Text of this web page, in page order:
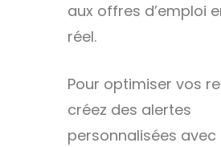
aux offres d’emploi
réel.
Pour optimiser vos
créez des alertes
personnalisées avec